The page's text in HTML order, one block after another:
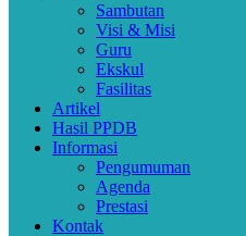
Sambutan
Visi & Misi
Guru
Ekskul
Fasilitas
Artikel
Hasil PPDB
Informasi
Pengumuman
Agenda
Prestasi
Kontak